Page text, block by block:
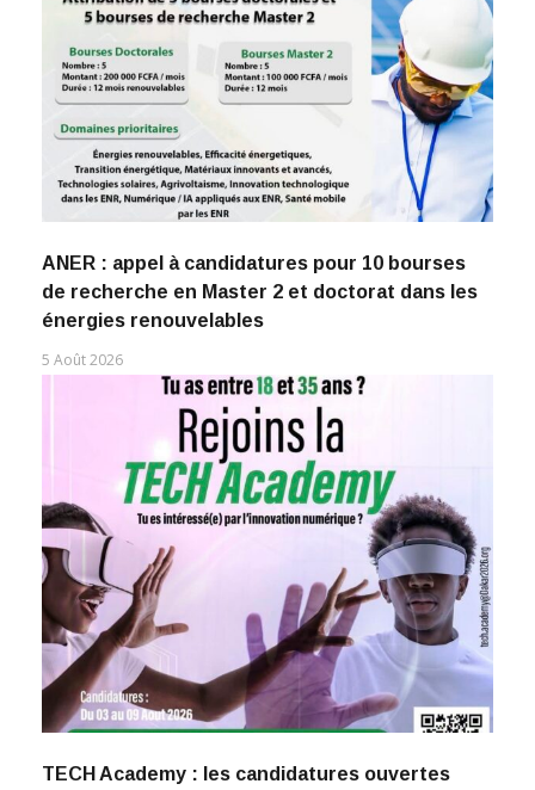
ANER : appel à candidatures pour 10 bourses
de recherche en Master 2 et doctorat dans les
énergies renouvelables
5 Août 2026
TECH Academy : les candidatures ouvertes